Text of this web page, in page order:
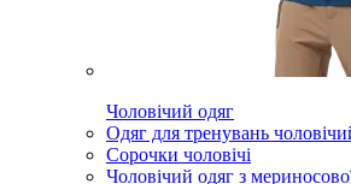
Чоловічий одяг
Одяг для тренувань
Сорочки чоловічі
Чоловічий одяг з